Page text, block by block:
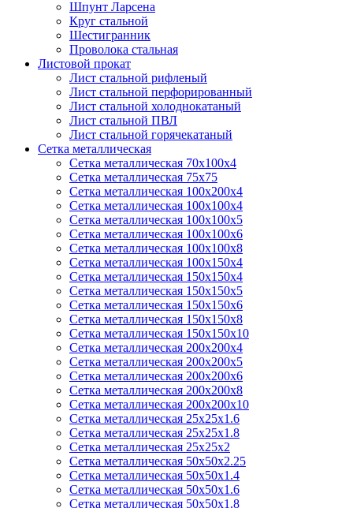
Шпунт Ларсена
Круг стальной
Шестигранник
Проволока стальная
Листовой прокат
Лист стальной рифленый
Лист стальной перфорированный
Лист стальной холоднокатаный
Лист стальной ПВЛ
Лист стальной горячекатаный
Сетка металлическая
Сетка металлическая 70х100х4
Сетка металлическая 75х75
Сетка металлическая 100х200х4
Сетка металлическая 100х100х4
Сетка металлическая 100х100х5
Сетка металлическая 100х100х6
Сетка металлическая 100х100х8
Сетка металлическая 100х150х4
Сетка металлическая 150х150х4
Сетка металлическая 150х150х5
Сетка металлическая 150х150х6
Сетка металлическая 150х150х8
Сетка металлическая 150х150х10
Сетка металлическая 200х200х4
Сетка металлическая 200х200х5
Сетка металлическая 200х200x6
Сетка металлическая 200х200х8
Сетка металлическая 200х200х10
Сетка металлическая 25х25х1.6
Сетка металлическая 25х25х1.8
Сетка металлическая 25х25х2
Сетка металлическая 50х50х2.25
Сетка металлическая 50х50х1.4
Сетка металлическая 50х50х1.6
Сетка металлическая 50х50х1.8